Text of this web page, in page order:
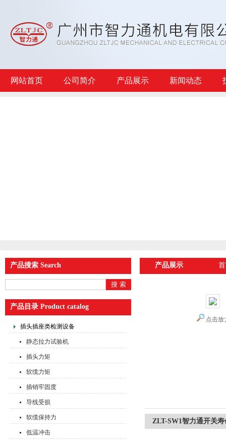
网站首页 公司简介 产品展示 新闻动态
产品搜索 Search
产品目录 Product catalog
插头插座类检测设备
静态拉力试验机
插头力矩
软缆力矩
插销牢固度
导线受损
软缆保持力
低温冲击
产品展示
点击放
ZLT-SW1智力通开关